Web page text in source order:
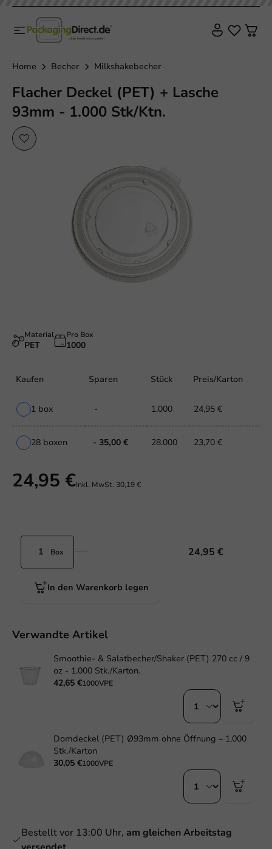
Home Becher Milkshakebecher
Flacher Deckel (PET) + Lasche
93mm - 1.000 Stk/Ktn.
Material
PET
Pro Box
1000
Kaufen Sparen Stück Preis/Karton
1 box - 1.000 24,95 €
28 boxen - 35,00 € 28.000 23,70 €
24,95 €Inkl. MwSt. 30,19 €
Box 24,95 €
In den Warenkorb legen
Verwandte Artikel
Smoothie- & Salatbecher/Shaker (PET) 270 cc / 9
oz - 1.000 Stk./Karton.
42,65 €1000VPE
Domdeckel (PET) Ø93mm ohne Öffnung – 1.000
Stk./Karton
30,05 €1000VPE
Bestellt vor 13:00 Uhr, am gleichen Arbeitstag